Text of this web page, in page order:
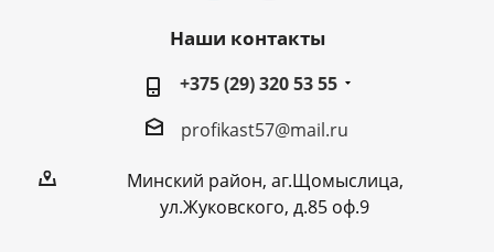
Наши контакты
+375 (29) 320 53 55
profikast57@mail.ru
Минский район, аг.Щомыслица,
ул.Жуковского, д.85 оф.9